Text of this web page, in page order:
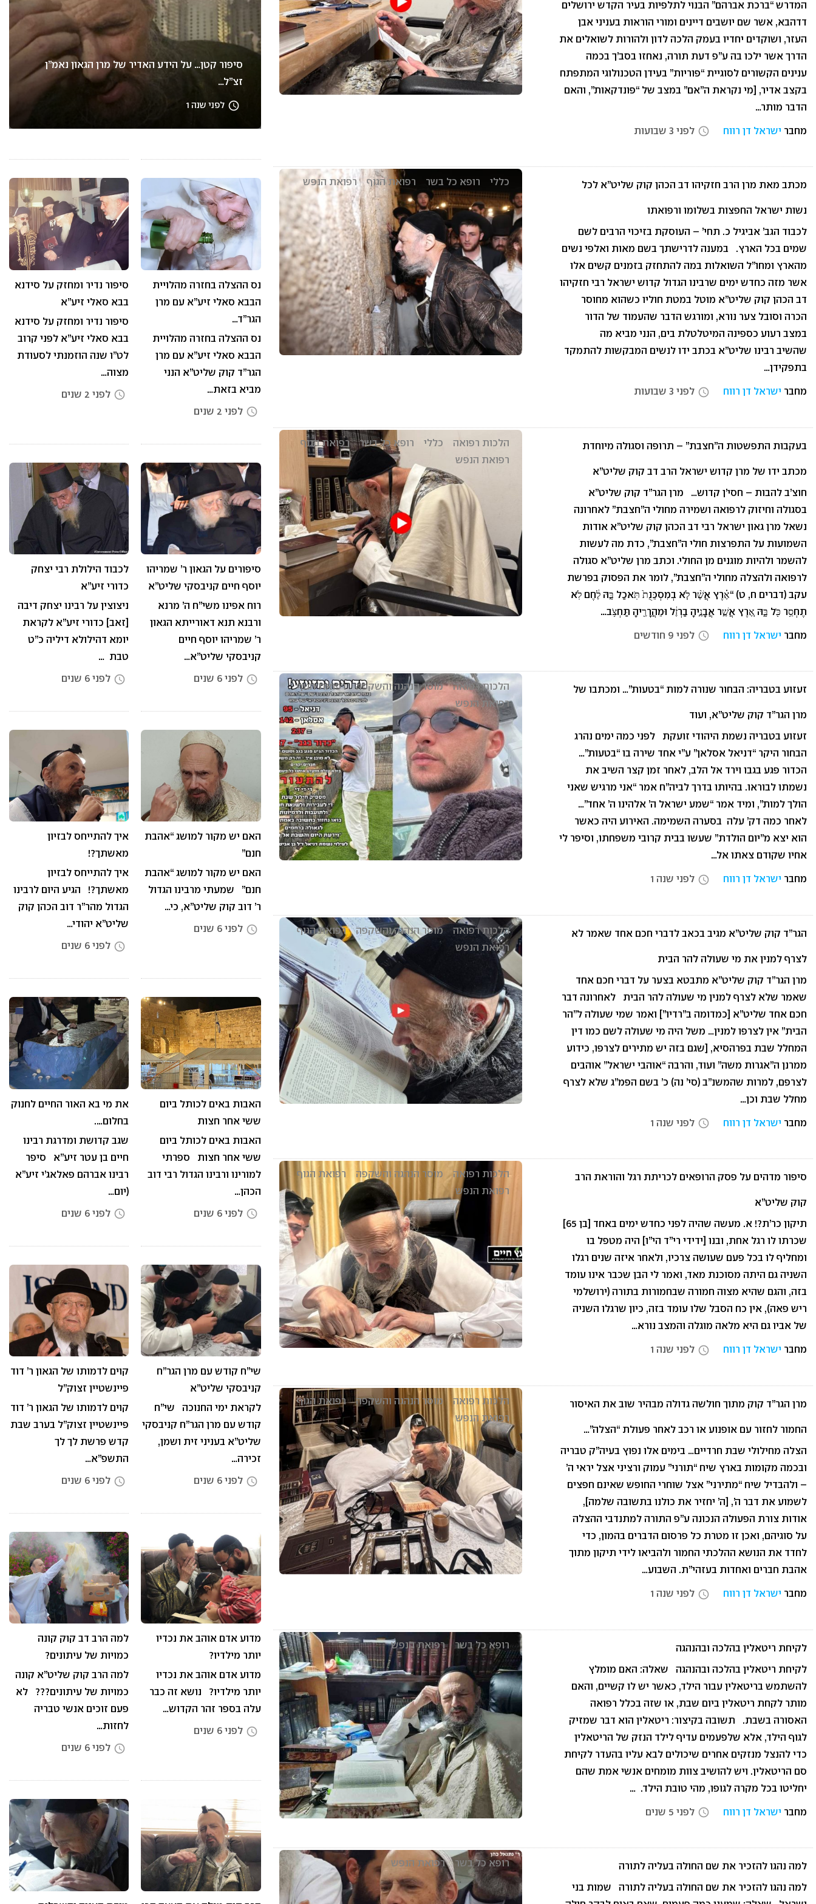
המדרש “ברכת אברהם” הבנוי לתלפיות בעיר הקדש ירושלים
דדהבא, אשר שם יושבים דיינים ומורי הוראות בעניני אבן
העזר, ושוקדים יחדיו בעמק הלכה לדון ולהורות לשואלים את
הדרך אשר ילכו בה ע”פ דעת תורה, נאחזו בסב’ך בכמה
ענינים הקשורים לסוגיית “פוריות” בעידן הטכנולוגי המתפתח
בקצב אדיר, [מי נקראת ה”אם” במצב של “פונדקאות”, והאם
הדבר מותר…
מחבר ישראל דן רווח access_time לפני 3 שבועות
כללי רופא כל בשר רפואת הגוף רפואת הנפש מכתב מאת מרן הרב חזקיהו דב הכהן קוק שליט”א לכל
נשות ישראל החפצות בשלומו ורפואתו
לכבוד הגב’ אביגיל כ. תחי’ – העוסקת בזיכוי הרבים לשם
שמים בכל הארץ. במענה לדרישתך בשם מאות ואלפי נשים
מהארץ ומחו”ל השואלות במה להתחזק בזמנים קשים אלו
אשר מזה כחדש ימים שרבינו הגדול קדוש ישראל רבי חזקיהו
דב הכהן קוק שליט”א מוטל במטת חוליו כשהוא מחוסר
הכרה וסובל צער נורא, ומורגש הדבר שהעמוד של הדור
במצב רעוע כספינה המיטלטלת בים, הנני מביא מה
שהשיב רבינו שליט”א בכתב ידו לנשים המבקשות להתמקד
בתפקידן…
מחבר ישראל דן רווח access_time לפני 3 שבועות
הלכות רפואה כללי רופא כל בשר
רפואת הגוף
רפואת הנפש
בעקבות התפשטות ה”חצבת” – תרופה וסגולה מיוחדת
מכתב ידו של מרן קדוש ישראל הרב דב קוק שליט”א
חוצ’ב להבות – חסי’ן קדוש… מרן הגר”ד קוק שליט”א
בסגולה וחיזוק לרפואה ושמירה מחולי ה”חצבת” לאחרונה
נשאל מרן גאון ישראל רבי דב הכהן קוק שליט”א אודות
השמועות על התפרצות חולי ה”חצבת”, כדת מה לעשות
להשמר ולהיות מוגנים מן החולי. וכתב מרן שליט”א סגולה
לרפואה ולהצלה מחולי ה”חצבת”, לומר את הפסוק בפרשת
עקב (דברים ח, ט) “אֶ֗רֶץ אֲשֶׁ֨ר לֹ֤א בְמִסְכֵּנֻת֙ תֹּֽאכַל בָּ֣הּ לֶ֔חֶם לֹֽא
תֶחְסַ֥ר כֹּ֖ל בָּ֑הּ אֶ֚רֶץ אֲשֶׁ֣ר אֲבָנֶ֣יהָ בַרְזֶ֔ל וּמֵהֲרָרֶ֖יהָ תַּחְצֹ֥ב…
מחבר ישראל דן רווח access_time לפני 9 חודשים
הלכות רפואה מוסר הנהגה והשקפה
רפואת הגוף
רפואת הנפש
זעזוע בטבריה: הבחור שנורה למות “בטעות”… ומכתבו של
מרן הגר”ד קוק שליט”א, ועוד
זעזוע בטבריה נשמת היהודי זועקת לפני כמה ימים נהרג
הבחור היקר “דניאל אסלאן” ע”י אחד שירה בו “בטעות”…
הכדור פגע בגבו וירד אל הלב, לאחר זמן קצר השיב את
נשמתו לבוראו. בהיותו בדרך לביה”ח אמר “אני מרגיש שאני
הולך למות”, ומיד אמר “שמע ישראל ה’ אלהינו ה’ אחד”…
לאחר כמה דק’ עלה בסערה השמימה. האירוע היה כאשר
הוא יצא מ”יום הולדת” שעשו בבית קרובי משפחתו, וסיפר לי
אחיו שקודם צאתו אל…
מחבר ישראל דן רווח access_time לפני שנה 1
הלכות רפואה מוסר הנהגה והשקפה
רפואת הגוף
רפואת הנפש
הגר”ד קוק שליט”א מגיב בכאב לדברי חכם אחד שאמר לא
לצרף למנין את מי שעולה להר הבית
מרן הגר”ד קוק שליט”א מתבטא בצער על דברי חכם אחד
שאמר שלא לצרף למנין מי שעולה להר הבית לאחרונה דבר
חכם אחד שליט”א [כמדומה ב”רדיו”] ואמר שמי שעולה ל”הר
הבית” אין לצרפו למנין… משל היה מי שעולה לשם כמו דין
המחלל שבת בפרהסיא, [שגם בזה יש מתירים לצרפו, כידוע
ממרנן ה”אגרות משה” ועוד, והרבה “אוהבי ישראל” אוהבים
לצרפם, למרות שהמשנ”ב (סי’ נה) כ’ בשם הפמ”ג שלא לצרף
מחלל שבת וכן…
מחבר ישראל דן רווח access_time לפני שנה 1
הלכות רפואה מוסר הנהגה והשקפה
רפואת הגוף
רפואת הנפש
סיפור מדהים על פסק הרופאים לכריתת רגל והוראת הרב
קוק שליט”א
תיקון כר’ת?! א. מעשה שהיה לפני כחדש ימים באחד [בן 65]
שכרתו לו רגל אחת, ובנו [ידידי רי”ד הי”ו] היה מטפל בו
ומחליף לו בכל פעם שעושה צרכיו, ולאחר איזה שנים רגלו
השניה גם היתה מסוכנת מאד, ואמר לי הבן שכבר אינו עומד
בזה, והגם שהיא מצוה חמורה שבחמורות בתורה (ירושלמי
ריש פאה), אין כח הסבל שלו עומד בזה, כיון שרגלו השניה
של אביו גם היא מלאה מוגלה והמצב נורא…
מחבר ישראל דן רווח access_time לפני שנה 1
הלכות רפואה מוסר הנהגה והשקפה
רפואת הגוף
רפואת הנפש
מרן הגר”ד קוק מתוך חולשה גדולה מבהיר שוב את האיסור
החמור לחזור עם אופנוע או רכב לאחר פעולת “הצלה”…
הצלה מחילולי שבת חרדיים… בימים אלו נפוץ בעיה”ק טבריה
ובכמה מקומות בארץ שיח “תורני” עמוק ורציני אצל יראי ה’
– ולהבדיל שיח “מתירני” אצל שוחרי החופש שאינם חפצים
לשמוע את דבר ה’, [ה’ יחזיר את כולנו בתשובה שלמה],
אודות צורת הפעולה הנכונה ע”פ התורה למתנדבי ההצלה
על סוגיהם, ואכן זו מטרת כל פרסום הדברים בהמון, כדי
לחדד את הנושא ההלכתי החמור ולהביאו לידי תיקון מתוך
אהבת חברים ואחדות בעזהי”ת. השבוע…
מחבר ישראל דן רווח access_time לפני שנה 1
רופא כל בשר רפואת הנפש
לקיחת ריטאלין בהלכה ובהנהגה
לקיחת ריטאלין בהלכה ובהנהגה שאלה: האם מומלץ
להשתמש בריטאלין עבור הילד, כאשר יש לו קשיים, והאם
מותר לקחת ריטאלין ביום שבת, או שזה בכלל רפואה
האסורה בשבת. תשובה בקיצור: ריטאלין הוא דבר שמזיק
לגוף הילד, אלא שלפעמים עדיף לילד הנזק של הריטאלין
כדי להנצל מנזקים אחרים שיכולים לבא עליו בהעדר לקיחת
סם הריטאלין. ויש להושיב צוות מומחים אנשי אמת שהם
יחליטו בכל מקרה לגופו, מהי טובת הילד. …
מחבר ישראל דן רווח access_time לפני 5 שנים
רופא כל בשר רפואת הנפש
למה נהגו להזכיר את שם החולה בעליה לתורה
למה נהגו להזכיר את שם החולה בעליה לתורה שמות בני
סיפור קטן… על הידע האדיר של מרן הגאון נאמ”ן
זצ”ל…
access_time לפני שנה 1
נס ההצלה בחזרה מהלויית
הבבא סאלי זיע”א עם מרן
הגר”ד…
נס ההצלה בחזרה מהלויית
הבבא סאלי זיע”א עם מרן
הגר”ד קוק שליט”א הנני
מביא בזאת…
access_time לפני 2 שנים
סיפור נדיר ומחזק על סידנא
בבא סאלי זיע”א
סיפור נדיר ומחזק על סידנא
בבא סאלי זיע”א לפני קרוב
לט”ו שנה הוזמנתי לסעודת
מצוה…
access_time לפני 2 שנים
סיפורים על הגאון ר’ שמריהו
יוסף חיים קניבסקי שליט”א
רוח אפינו משי”ח ה’ מרנא
ורבנא תנא דאורייתא הגאון
ר’ שמריהו יוסף חיים
קניבסקי שליט”א…
access_time לפני 6 שנים
לכבוד הילולת רבי יצחק
כדורי זיע”א
ניצוצין על רבינו יצחק דיבה
[זאב] כדורי זיע”א לקראת
יומא דהילולא דיליה כ”ט
טבת …
access_time לפני 6 שנים
האם יש מקור למושג “אהבת
חנם”
האם יש מקור למושג “אהבת
חנם” שמעתי מרבינו הגדול
ר’ דוב קוק שליט”א, כי…
access_time לפני 6 שנים
איך להתייחס לבזיון
מאשתך?!
איך להתייחס לבזיון
מאשתך?! הגיע היום לרבינו
הגדול מהר”ר דוב הכהן קוק
שליט”א יהודי…
access_time לפני 6 שנים
האבות באים לכותל ביום
ששי אחר חצות
האבות באים לכותל ביום
ששי אחר חצות ספרתי
למורינו ורבינו הגדול רבי דוב
הכהן…
access_time לפני 6 שנים
את מי בא האור החיים לחנוק
בחלום….
שגב קדושת ומדרגת רבינו
חיים בן עטר זיע”א סיפר
רבינו אברהם פאלאג’י זיע”א
(יום…
access_time לפני 6 שנים
שי”ח קודש עם מרן הגר”ח
קניבסקי שליט”א
לקראת ימי החנוכה שי”ח
קודש עם מרן הגר”ח קניבסקי
שליט”א בעניני זית ושמן,
זכירה…
access_time לפני 6 שנים
קוים לדמותו של הגאון ר’ דוד
פיינשטיין זצוק”ל
קוים לדמותו של הגאון ר’ דוד
פיינשטיין זצוק”ל בערב שבת
קדש פרשת לך לך
התשפ”א…
access_time לפני 6 שנים
מדוע אדם אוהב את נכדיו
יותר מילדיו?
מדוע אדם אוהב את נכדיו
יותר מילדיו? נושא זה כבר
עלה בספר זהר הקדוש…
access_time לפני 6 שנים
למה הרב דב קוק קונה
כמויות של עיתונים?
למה הרב קוק שליט”א קונה
כמויות של עיתונים??? לא
פעם זוכים אנשי טבריה
לחזות…
access_time לפני 6 שנים